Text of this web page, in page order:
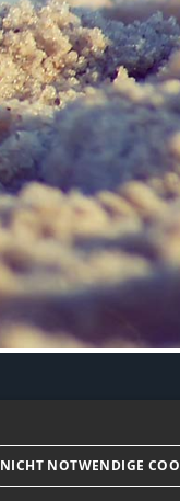
NICHT NOTWENDIGE